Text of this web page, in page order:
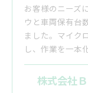
お客様のニーズ
ウと車両保有台
ました。マイク
し、作業を一本
株式会社